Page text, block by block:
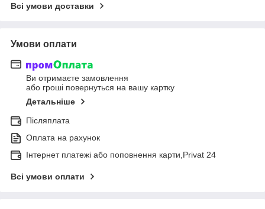
Всі умови доставки
Умови оплати
Ви отримаєте замовлення
або гроші повернуться на вашу картку
Детальніше
Післяплата
Оплата на рахунок
Інтернет платежі або поповнення карти,Privat 24
Всі умови оплати